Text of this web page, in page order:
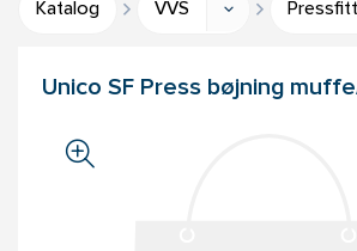
Katalog VVS
Unico SF Press bøjning